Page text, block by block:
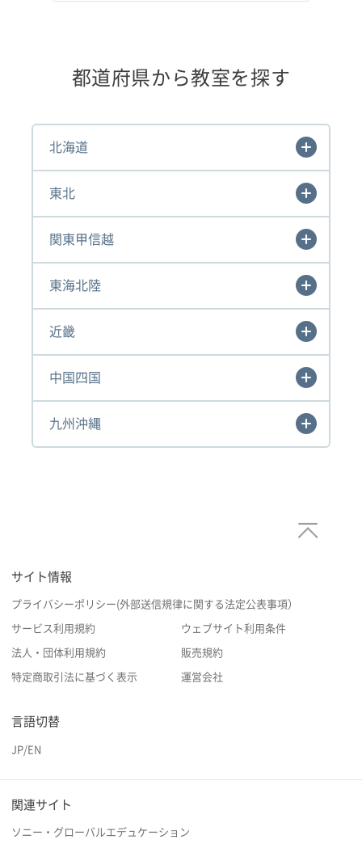
都道府県から教室を探す
北海道
東北
関東甲信越
東海北陸
近畿
中国四国
九州沖縄
サイト情報
プライバシーポリシー(外部送信規律に関する法定公表事項）
サービス利用規約 ウェブサイト利用条件
法人・団体利用規約 販売規約
特定商取引法に基づく表示 運営会社
言語切替
JP/EN
関連サイト
ソニー・グローバルエデュケーション